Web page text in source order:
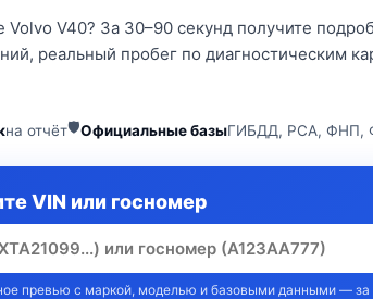
Volvo V40? За 30–90 секунд получите
реальный пробег по диагностическим
на отчёт🛡Официальные базыГИБДД, РСА, ФНП,
VIN или госномер
превью с маркой, моделью и базовыми данными — за